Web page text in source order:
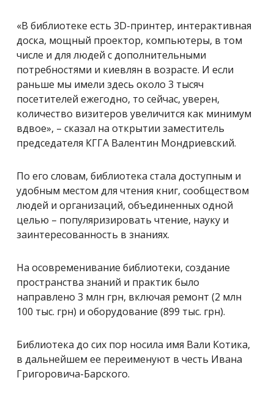
«В библиотеке есть 3D-принтер, интерактивная
доска, мощный проектор, компьютеры, в том
числе и для людей с дополнительными
потребностями и киевлян в возрасте. И если
раньше мы имели здесь около 3 тысяч
посетителей ежегодно, то сейчас, уверен,
количество визитеров увеличится как минимум
вдвое», – сказал на открытии заместитель
председателя КГГА Валентин Мондриевский.
По его словам, библиотека стала доступным и
удобным местом для чтения книг, сообществом
людей и организаций, объединенных одной
целью – популяризировать чтение, науку и
заинтересованность в знаниях.
На осовременивание библиотеки, создание
пространства знаний и практик было
направлено 3 млн грн, включая ремонт (2 млн
100 тыс. грн) и оборудование (899 тыс. грн).
Библиотека до сих пор носила имя Вали Котика,
в дальнейшем ее переименуют в честь Ивана
Григоровича-Барского.